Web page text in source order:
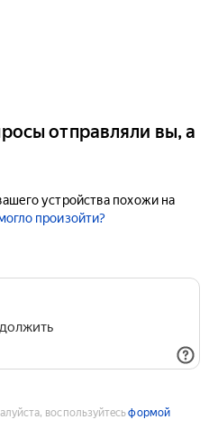
отправляли вы, а
устройства похожи на
произойти?
воспользуйтесьформой